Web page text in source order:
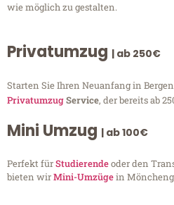
wie möglich zu gestalten.
Privatumzug | ab 250€
Starten Sie Ihren Neuanfang in
PrivatumzugService, der bereits ab
Mini Umzug | ab 100€
Perfekt fürStudierendeoder den
bieten wirMini-Umzügein